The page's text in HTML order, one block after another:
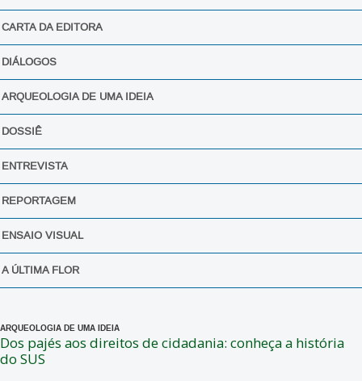
CARTA DA EDITORA
DIÁLOGOS
ARQUEOLOGIA DE UMA IDEIA
DOSSIÊ
ENTREVISTA
REPORTAGEM
ENSAIO VISUAL
A ÚLTIMA FLOR
ARQUEOLOGIA DE UMA IDEIA
Dos pajés aos direitos de cidadania: conheça a história
do SUS